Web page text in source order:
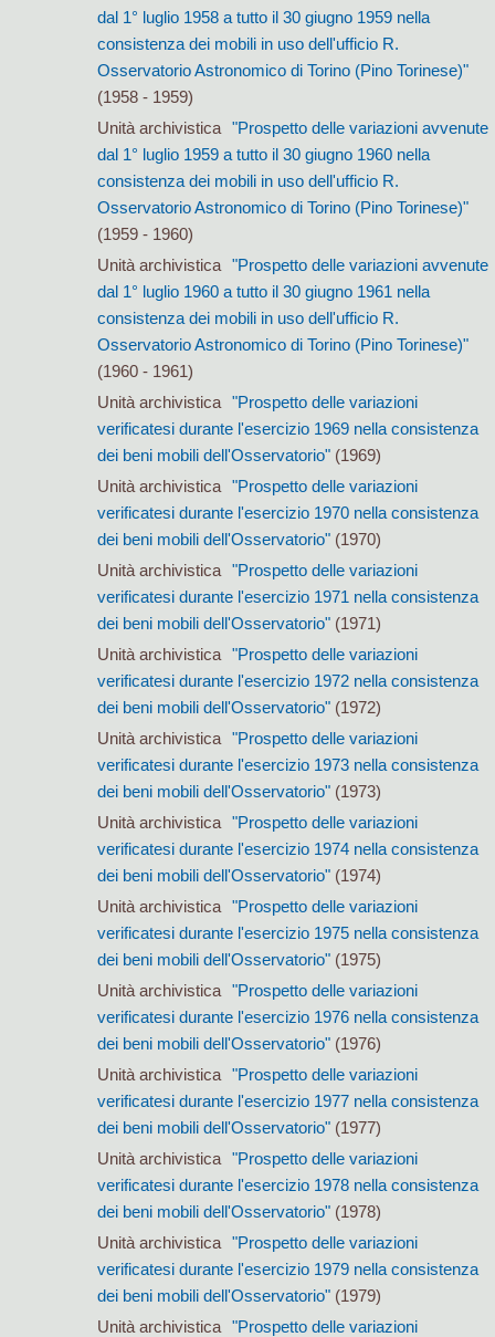
dal 1° luglio 1958 a tutto il 30 giugno 1959 nella
consistenza dei mobili in uso dell'ufficio R.
Osservatorio Astronomico di Torino (Pino Torinese)"
(1958 - 1959)
Unità archivistica
"Prospetto delle variazioni avvenute
dal 1° luglio 1959 a tutto il 30 giugno 1960 nella
consistenza dei mobili in uso dell'ufficio R.
Osservatorio Astronomico di Torino (Pino Torinese)"
(1959 - 1960)
Unità archivistica
"Prospetto delle variazioni avvenute
dal 1° luglio 1960 a tutto il 30 giugno 1961 nella
consistenza dei mobili in uso dell'ufficio R.
Osservatorio Astronomico di Torino (Pino Torinese)"
(1960 - 1961)
Unità archivistica
"Prospetto delle variazioni
verificatesi durante l'esercizio 1969 nella consistenza
dei beni mobili dell'Osservatorio"(1969)
Unità archivistica
"Prospetto delle variazioni
verificatesi durante l'esercizio 1970 nella consistenza
dei beni mobili dell'Osservatorio"(1970)
Unità archivistica
"Prospetto delle variazioni
verificatesi durante l'esercizio 1971 nella consistenza
dei beni mobili dell'Osservatorio"(1971)
Unità archivistica
"Prospetto delle variazioni
verificatesi durante l'esercizio 1972 nella consistenza
dei beni mobili dell'Osservatorio"(1972)
Unità archivistica
"Prospetto delle variazioni
verificatesi durante l'esercizio 1973 nella consistenza
dei beni mobili dell'Osservatorio"(1973)
Unità archivistica
"Prospetto delle variazioni
verificatesi durante l'esercizio 1974 nella consistenza
dei beni mobili dell'Osservatorio"(1974)
Unità archivistica
"Prospetto delle variazioni
verificatesi durante l'esercizio 1975 nella consistenza
dei beni mobili dell'Osservatorio"(1975)
Unità archivistica
"Prospetto delle variazioni
verificatesi durante l'esercizio 1976 nella consistenza
dei beni mobili dell'Osservatorio"(1976)
Unità archivistica
"Prospetto delle variazioni
verificatesi durante l'esercizio 1977 nella consistenza
dei beni mobili dell'Osservatorio"(1977)
Unità archivistica
"Prospetto delle variazioni
verificatesi durante l'esercizio 1978 nella consistenza
dei beni mobili dell'Osservatorio"(1978)
Unità archivistica
"Prospetto delle variazioni
verificatesi durante l'esercizio 1979 nella consistenza
dei beni mobili dell'Osservatorio"(1979)
Unità archivistica
"Prospetto delle variazioni